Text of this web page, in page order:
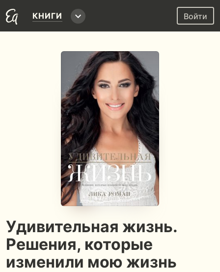
КНИГИ Войти
Удивительная жизнь.
Решения, которые
изменили мою жизнь